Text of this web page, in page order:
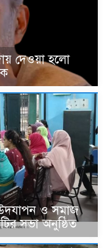
দেওয়া হলো
ও সমাজ
সভা অনুষ্ঠিত